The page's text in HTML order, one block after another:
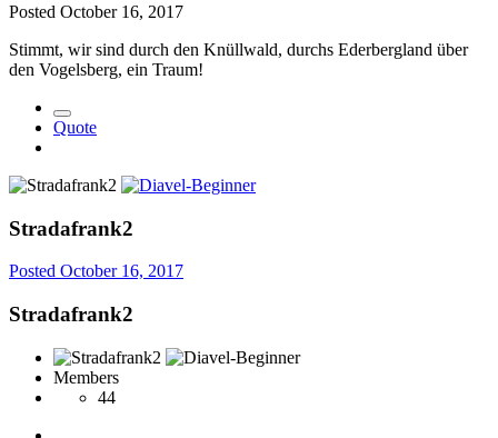
Posted October 16, 2017
Stimmt, wir sind durch den Knüllwald, durchs Ederbergland über
den Vogelsberg, ein Traum!
Quote
Stradafrank2
Posted October 16, 2017
Stradafrank2
Members
44